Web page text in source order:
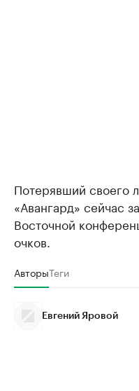
Потерявший своего
«Авангард» сейчас
Восточной
очков.
АвторыТеги
Евгений Яровой